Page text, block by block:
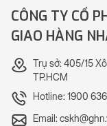
CÔNG TY CỔ
GIAO HÀNG
Trụ sở: 405/15
TP.HCM
Hotline: 1900
Email: